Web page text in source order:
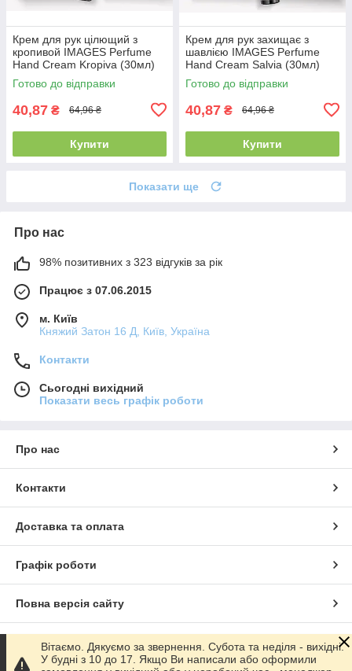
Крем для рук цілющий з
кропивой IMAGES Perfume
Hand Cream Kropiva (30мл)
Готово до відправки
40,87 ₴ 64,96 ₴
Купити
Крем для рук захищає з
шавлією IMAGES Perfume
Hand Cream Salvia (30мл)
Готово до відправки
40,87 ₴ 64,96 ₴
Купити
Показати ще
Про нас
98% позитивних з 323 відгуків за рік
Працює з 07.06.2015
м. Київ
Княжий Затон 16 Д, Київ, Україна
Контакти
Сьогодні вихідний
Показати весь графік роботи
Про нас
Контакти
Доставка та оплата
Графік роботи
Повна версія сайту
Сайт створено на маркетплейсі Prom.ua
Вітаємо. Дякуємо за звернення. Субота та неділя - вихідні.
У будні з 10 до 17. Якщо Ви написали або оформили